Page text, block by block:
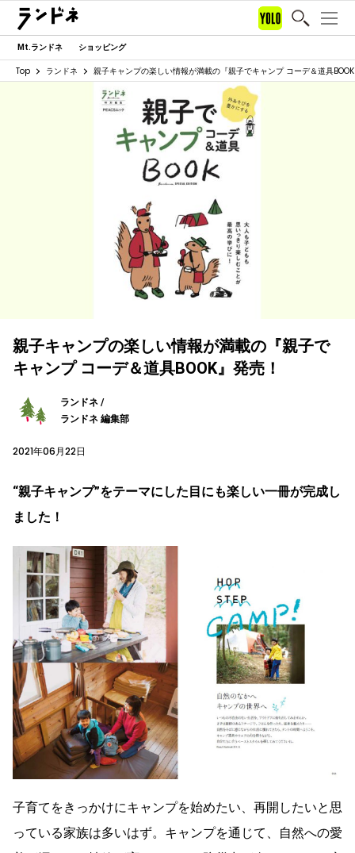
Mt.ランドネ ショッピング
Top ランドネ 親子キャンプの楽しい情報が満載の『親子でキャンプ コーデ＆道具
親子キャンプの楽しい情報が満載の『親子で
キャンプ コーデ＆道具BOOK』発売！
ランドネ /
ランドネ 編集部
2021年06月22日
“親子キャンプ”をテーマにした目にも楽しい一冊が完成し
ました！
子育てをきっかけにキャンプを始めたい、再開したいと思
っている家族は多いはず。キャンプを通じて、自然への愛